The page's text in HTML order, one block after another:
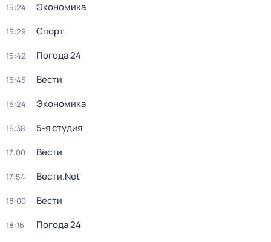
15:24 Экономика
15:29 Спорт
15:42 Погода 24
15:45 Вести
16:24 Экономика
16:38 5-я студия
17:00 Вести
17:54 Вести.Net
18:00 Вести
18:16 Погода 24